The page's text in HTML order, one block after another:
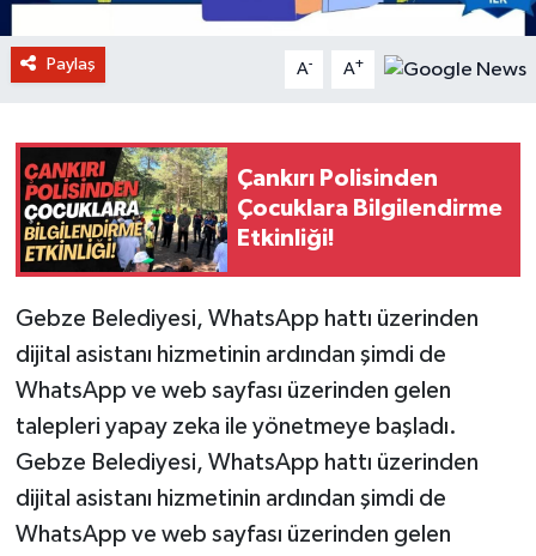
Paylaş A- A+
Çankırı Polisinden
Çocuklara Bilgilendirme
Etkinliği!
Gebze Belediyesi, WhatsApp hattı üzerinden
dijital asistanı hizmetinin ardından şimdi de
WhatsApp ve web sayfası üzerinden gelen
talepleri yapay zeka ile yönetmeye başladı.
Gebze Belediyesi, WhatsApp hattı üzerinden
dijital asistanı hizmetinin ardından şimdi de
WhatsApp ve web sayfası üzerinden gelen